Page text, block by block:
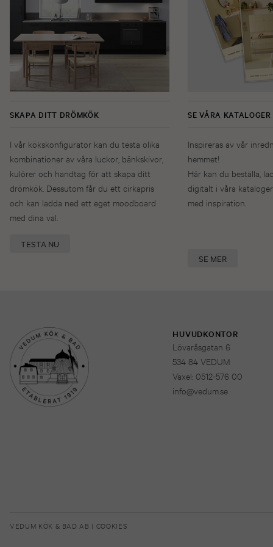
SKAPA DITT DRÖMKÖK
I vår kökskonfigurator kan du testa olika
kombinationer av våra luckor, bänkskivor,
kulörer och handtag för att skapa ditt
drömkök. Dessutom får du ett cirkapris
och kan ladda ned ett eget moodboard
med dina val.
TESTA NU
SE VÅRA KATALOGER
Inspireras av vår
hemmet!
Här kan du beställa,
digitalt i våra
med inspiration.
SE MER
HUVUDKONTOR
Lövaråsgatan 6
534 84 VEDUM
Växel: 0512-576 00
info@vedum.se
VEDUM KÖK & BAD AB | COOKIES